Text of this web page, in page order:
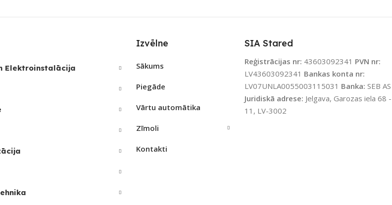
1
Elektroinstalācija
Izvēlne
Sākums
Piegāde
Vārtu automātika
Zīmoli
Kontakti
SIA Stared
Reģistrācijas nr: 43603092341 PVN nr:
LV43603092341 Bankas konta nr:
LV07UNLA0055003115031 Banka: SEB AS
Juridiskā adrese: Jelgava, Garozas iela 68 -
11, LV-3002